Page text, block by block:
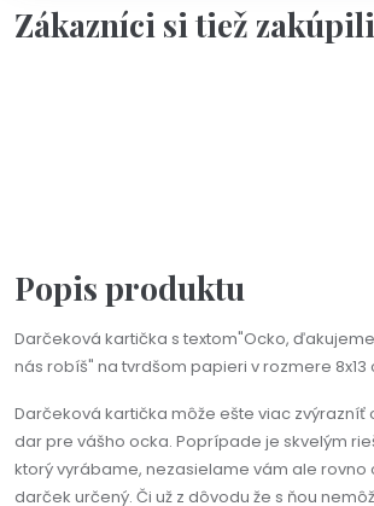
Zákazníci si tiež zakúpili
Popis produktu
Darčeková kartička s textom"Ocko,
nás robíš" na tvrdšom papieri v rozmere 8x13
Darčeková kartička môže ešte viac zvýrazníť
dar pre vášho ocka. Poprípade je skvelým
ktorý vyrábame, nezasielame vám ale rovno
darček určený. Či už z dôvodu že s ňou